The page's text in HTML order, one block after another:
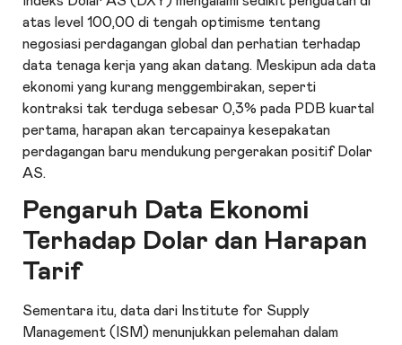
atas level 100,00 di tengah optimisme tentang
negosiasi perdagangan global dan perhatian terhadap
data tenaga kerja yang akan datang. Meskipun ada data
ekonomi yang kurang menggembirakan, seperti
kontraksi tak terduga sebesar 0,3% pada PDB kuartal
pertama, harapan akan tercapainya kesepakatan
perdagangan baru mendukung pergerakan positif Dolar
AS.
Pengaruh Data Ekonomi
Terhadap Dolar dan Harapan
Tarif
Sementara itu, data dari Institute for Supply
Management (ISM) menunjukkan pelemahan dalam